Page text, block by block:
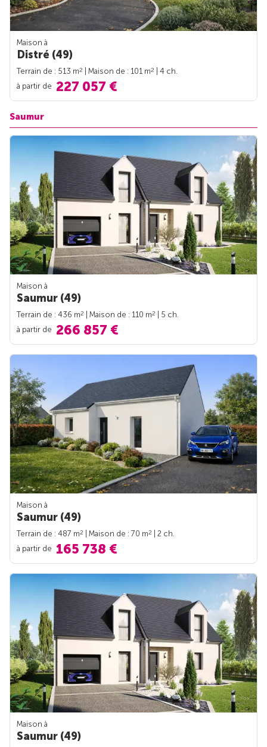
Maison à
Distré (49)
Terrain de : 513 m2 | Maison de : 101 m2
| 4 ch.
à partir de 227 057 €
Saumur
Maison à
Saumur (49)
Terrain de : 436 m2 | Maison de : 110 m2
| 5 ch.
à partir de 266 857 €
Maison à
Saumur (49)
Terrain de : 487 m2 | Maison de : 70 m2
| 2 ch.
à partir de 165 738 €
Maison à
Saumur (49)